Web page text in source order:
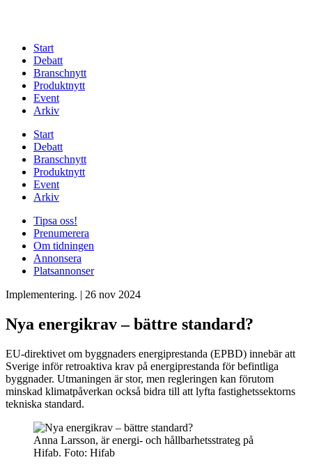
Start
Debatt
Branschnytt
Produktnytt
Event
Arkiv
Start
Debatt
Branschnytt
Produktnytt
Event
Arkiv
Tipsa oss!
Prenumerera
Om tidningen
Annonsera
Platsannonser
Implementering. | 26 nov 2024
Nya energikrav – bättre standard?
EU-direktivet om byggnaders energiprestanda (EPBD) innebär att
Sverige inför retroaktiva krav på energiprestanda för befintliga
byggnader. Utmaningen är stor, men regleringen kan förutom
minskad klimatpåverkan också bidra till att lyfta fastighetssektorns
tekniska standard.
Anna Larsson, är energi- och hållbarhetsstrateg på
Hifab. Foto: Hifab